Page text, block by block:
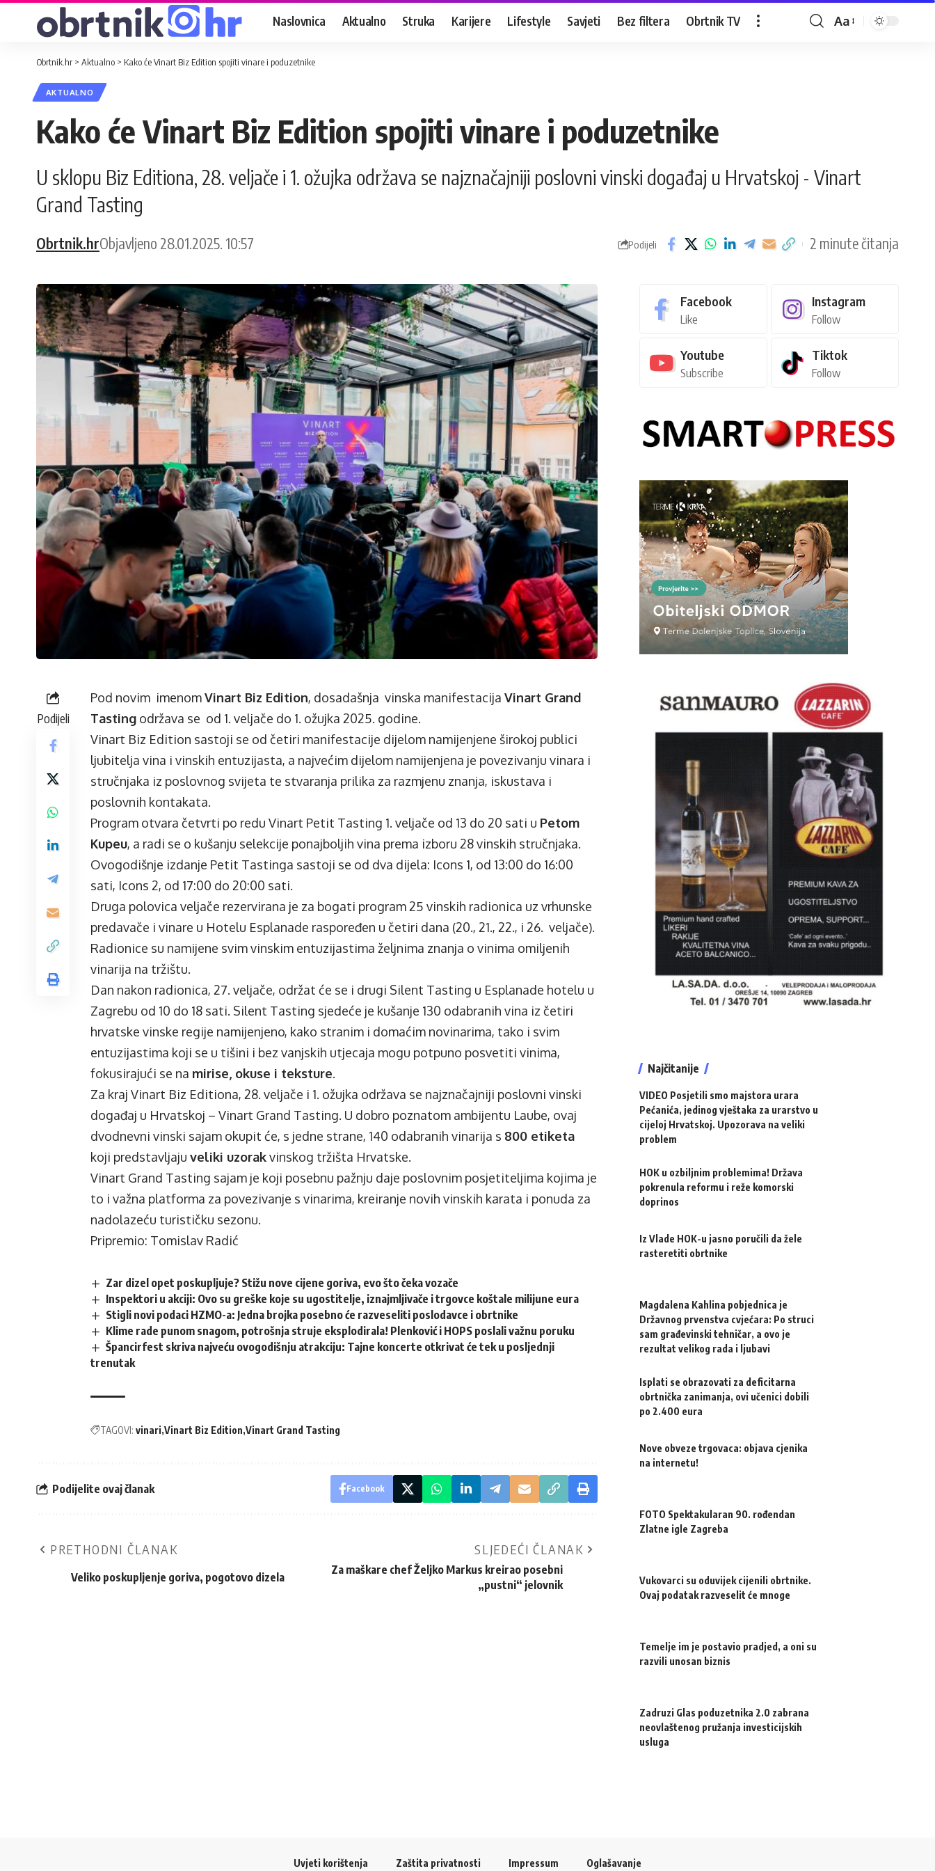
Naslovnica Aktualno Struka Karijere Lifestyle Savjeti Bez filtera Obrtnik TV Aa
Obrtnik.hr > Aktualno > Kako će Vinart Biz Edition spojiti vinare i poduzetnike
AKTUALNO
Kako će Vinart Biz Edition spojiti vinare i poduzetnike
U sklopu Biz Editiona, 28. veljače i 1. ožujka održava se najznačajniji poslovni vinski događaj u Hrvatskoj - Vinart
Grand Tasting
Obrtnik.hrObjavljeno 28.01.2025. 10:57 Podijeli 2 minute čitanja
Podijeli
Pod novim imenomVinart Biz Edition, dosadašnja vinska manifestacija Vinart Grand
Tasting održava se od 1. veljače do 1. ožujka 2025. godine.
Vinart Biz Edition sastoji se od četiri manifestacije dijelom namijenjene širokoj publici
ljubitelja vina i vinskih entuzijasta, a najvećim dijelom namijenjena je povezivanju vinara i
stručnjaka iz poslovnog svijeta te stvaranja prilika za razmjenu znanja, iskustava i
poslovnih kontakata.
Program otvara četvrti po redu Vinart Petit Tasting 1. veljače od 13 do 20 sati u Petom
Kupeu, a radi se o kušanju selekcije ponajboljih vina prema izboru 28 vinskih stručnjaka.
Ovogodišnje izdanje Petit Tastinga sastoji se od dva dijela: Icons 1, od 13:00 do 16:00
sati, Icons 2, od 17:00 do 20:00 sati.
Druga polovica veljače rezervirana je za bogati program 25 vinskih radionica uz vrhunske
predavače i vinare u Hotelu Esplanade raspoređen u četiri dana (20., 21., 22., i 26. veljače).
Radionice su namijene svim vinskim entuzijastima željnima znanja o vinima omiljenih
vinarija na tržištu.
Dan nakon radionica, 27. veljače, održat će se i drugi Silent Tasting u Esplanade hotelu u
Zagrebu od 10 do 18 sati. Silent Tasting sjedeće je kušanje 130 odabranih vina iz četiri
hrvatske vinske regije namijenjeno, kako stranim i domaćim novinarima, tako i svim
entuzijastima koji se u tišini i bez vanjskih utjecaja mogu potpuno posvetiti vinima,
fokusirajući se na mirise, okuse i teksture.
Za kraj Vinart Biz Editiona, 28. veljače i 1. ožujka održava se najznačajniji poslovni vinski
događaj u Hrvatskoj – Vinart Grand Tasting. U dobro poznatom ambijentu Laube, ovaj
dvodnevni vinski sajam okupit će, s jedne strane, 140 odabranih vinarija s 800 etiketa
koji predstavljaju veliki uzorakvinskog tržišta Hrvatske.
Vinart Grand Tasting sajam je koji posebnu pažnju daje poslovnim posjetiteljima kojima je
to i važna platforma za povezivanje s vinarima, kreiranje novih vinskih karata i ponuda za
nadolazeću turističku sezonu.
Pripremio: Tomislav Radić
Zar dizel opet poskupljuje? Stižu nove cijene goriva, evo što čeka vozače
Inspektori u akciji: Ovo su greške koje su ugostitelje, iznajmljivače i trgovce koštale milijune eura
Stigli novi podaci HZMO-a: Jedna brojka posebno će razveseliti poslodavce i obrtnike
Klime rade punom snagom, potrošnja struje eksplodirala! Plenković i HOPS poslali važnu poruku
Špancirfest skriva najveću ovogodišnju atrakciju: Tajne koncerte otkrivat će tek u posljednji
trenutak
TAGOVI: vinari Vinart Biz Edition Vinart Grand Tasting
Podijelite ovaj članak Facebook
PRETHODNI ČLANAK
Veliko poskupljenje goriva, pogotovo dizela
SLJEDEĆI ČLANAK
Za maškare chef Željko Markus kreirao posebni
„pustni“ jelovnik
Facebook
Like
Instagram
Follow
Youtube
Subscribe
Tiktok
Follow
Najčitanije
VIDEO Posjetili smo majstora urara
Pećanića, jedinog vještaka za urarstvo u
cijeloj Hrvatskoj. Upozorava na veliki
problem
HOK u ozbiljnim problemima! Država
pokrenula reformu i reže komorski
doprinos
Iz Vlade HOK-u jasno poručili da žele
rasteretiti obrtnike
Magdalena Kahlina pobjednica je
Državnog prvenstva cvjećara: Po struci
sam građevinski tehničar, a ovo je
rezultat velikog rada i ljubavi
Isplati se obrazovati za deficitarna
obrtnička zanimanja, ovi učenici dobili
po 2.400 eura
Nove obveze trgovaca: objava cjenika
na internetu!
FOTO Spektakularan 90. rođendan
Zlatne igle Zagreba
Vukovarci su oduvijek cijenili obrtnike.
Ovaj podatak razveselit će mnoge
Temelje im je postavio pradjed, a oni su
razvili unosan biznis
Zadruzi Glas poduzetnika 2.0 zabrana
neovlaštenog pružanja investicijskih
usluga
Uvjeti korištenja Zaštita privatnosti Impressum Oglašavanje